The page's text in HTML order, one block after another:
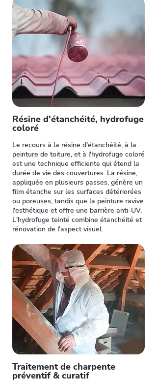
Résine d'étanchéité, hydrofuge
coloré
Le recours à la résine d'étanchéité, à la
peinture de toiture, et à l'hydrofuge coloré
est une technique efficiente qui étend la
durée de vie des couvertures. La résine,
appliquée en plusieurs passes, génère un
film étanche sur les surfaces détériorées
ou poreuses, tandis que la peinture ravive
l'esthétique et offre une barrière anti-UV.
L'hydrofuge teinté combine étanchéité et
rénovation de l'aspect visuel.
Traitement de charpente
préventif & curatif